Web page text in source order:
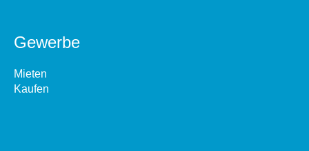
Gewerbe
Mieten
Kaufen